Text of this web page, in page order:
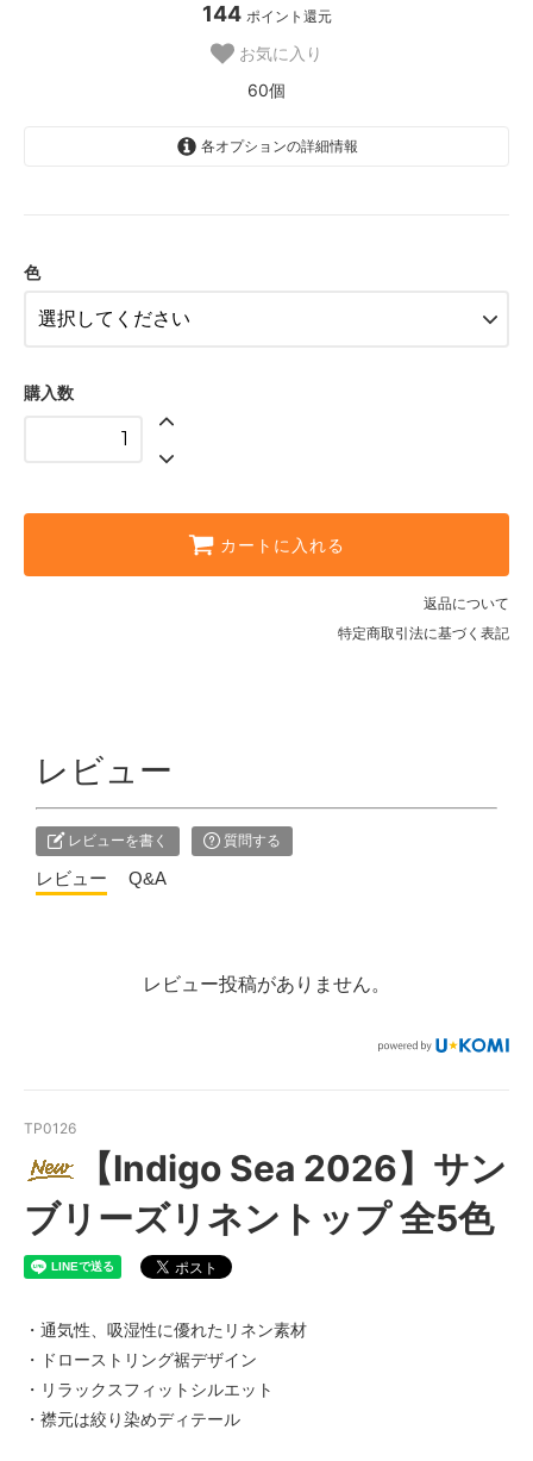
144 ポイント還元
お気に入り
60個
各オプションの詳細情報
色
購入数
カートに入れる
返品について
特定商取引法に基づく表記
レビュー
レビューを書く 質問する
レビュー Q&A
レビュー投稿がありません。
TP0126
【Indigo Sea 2026】サン
ブリーズリネントップ 全5色
・通気性、吸湿性に優れたリネン素材
・ドローストリング裾デザイン
・リラックスフィットシルエット
・襟元は絞り染めディテール